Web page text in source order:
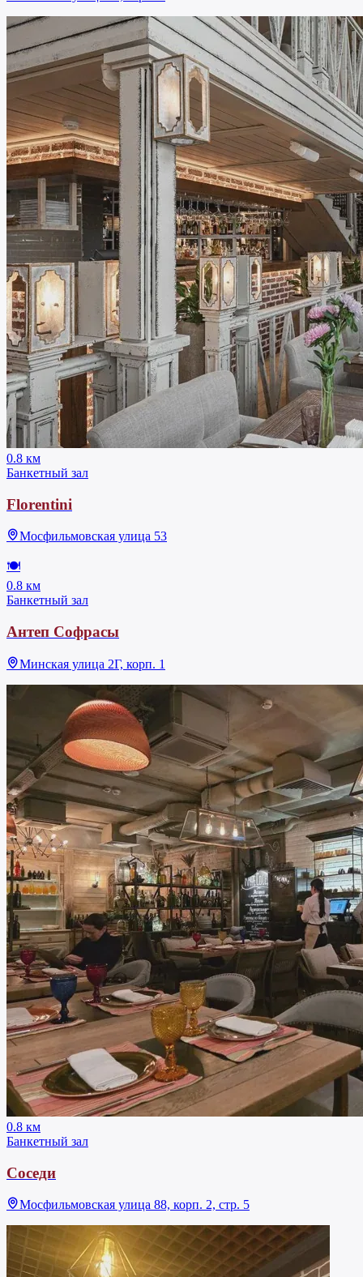
0.8 км
Банкетный зал
Florentini
Мосфильмовская улица 53
🍽
0.8 км
Банкетный зал
Антеп Софрасы
Минская улица 2Г, корп. 1
0.8 км
Банкетный зал
Соседи
Мосфильмовская улица 88, корп. 2, стр. 5